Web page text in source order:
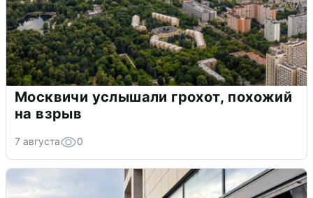
Москвичи услышали грохот, похожий
на взрыв
7 августа 0